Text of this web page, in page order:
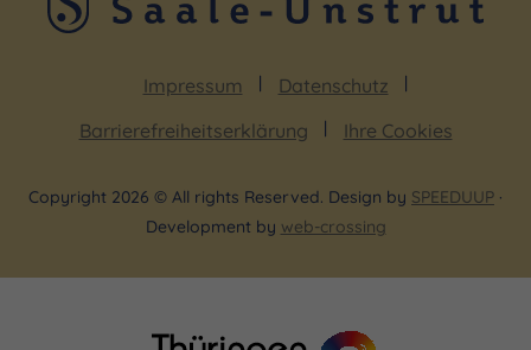
Impressum
Datenschutz
Barrierefreiheitserklärung
Ihre Cookies
Copyright 2026 © All rights Reserved. Design by SPEEDUUP ·
Development by web-crossing